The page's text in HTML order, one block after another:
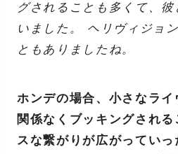
グされることも多くて、
いました。 ヘリヴィジョ
ともありましたね。
ホンデの場合、小さなラ
関係なくブッキングされ
スな繋がりが広がってい